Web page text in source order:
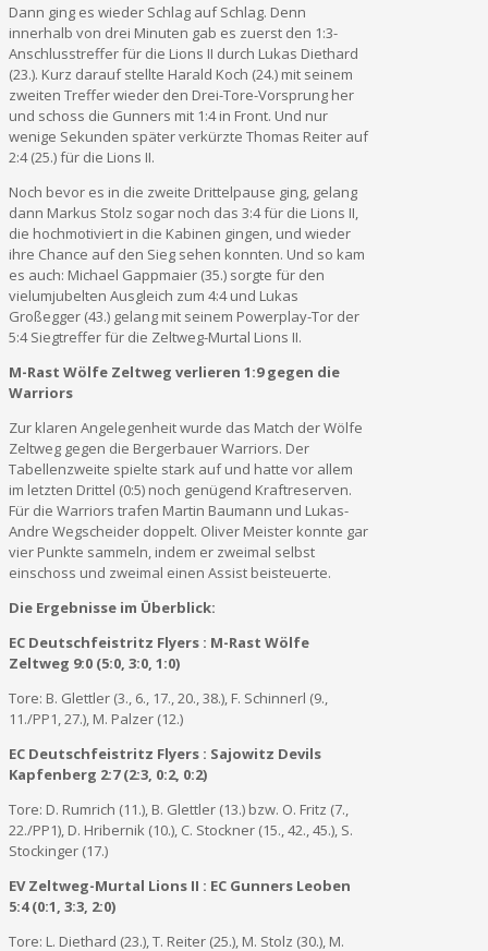
Dann ging es wieder Schlag auf Schlag. Denn
innerhalb von drei Minuten gab es zuerst den 1:3-
Anschlusstreffer für die Lions II durch Lukas Diethard
(23.). Kurz darauf stellte Harald Koch (24.) mit seinem
zweiten Treffer wieder den Drei-Tore-Vorsprung her
und schoss die Gunners mit 1:4 in Front. Und nur
wenige Sekunden später verkürzte Thomas Reiter auf
2:4 (25.) für die Lions II.
Noch bevor es in die zweite Drittelpause ging, gelang
dann Markus Stolz sogar noch das 3:4 für die Lions II,
die hochmotiviert in die Kabinen gingen, und wieder
ihre Chance auf den Sieg sehen konnten. Und so kam
es auch: Michael Gappmaier (35.) sorgte für den
vielumjubelten Ausgleich zum 4:4 und Lukas
Großegger (43.) gelang mit seinem Powerplay-Tor der
5:4 Siegtreffer für die Zeltweg-Murtal Lions II.
M-Rast Wölfe Zeltweg verlieren 1:9 gegen die
Warriors
Zur klaren Angelegenheit wurde das Match der Wölfe
Zeltweg gegen die Bergerbauer Warriors. Der
Tabellenzweite spielte stark auf und hatte vor allem
im letzten Drittel (0:5) noch genügend Kraftreserven.
Für die Warriors trafen Martin Baumann und Lukas-
Andre Wegscheider doppelt. Oliver Meister konnte gar
vier Punkte sammeln, indem er zweimal selbst
einschoss und zweimal einen Assist beisteuerte.
Die Ergebnisse im Überblick:
EC Deutschfeistritz Flyers : M-Rast Wölfe
Zeltweg 9:0 (5:0, 3:0, 1:0)
Tore: B. Glettler (3., 6., 17., 20., 38.), F. Schinnerl (9.,
11./PP1, 27.), M. Palzer (12.)
EC Deutschfeistritz Flyers : Sajowitz Devils
Kapfenberg 2:7 (2:3, 0:2, 0:2)
Tore: D. Rumrich (11.), B. Glettler (13.) bzw. O. Fritz (7.,
22./PP1), D. Hribernik (10.), C. Stockner (15., 42., 45.), S.
Stockinger (17.)
EV Zeltweg-Murtal Lions II : EC Gunners Leoben
5:4 (0:1, 3:3, 2:0)
Tore: L. Diethard (23.), T. Reiter (25.), M. Stolz (30.), M.